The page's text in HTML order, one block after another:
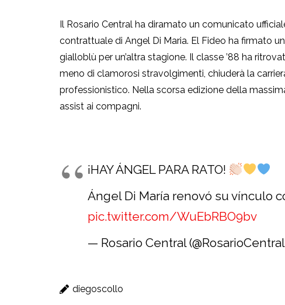
Il Rosario Central ha diramato un comunicato
contrattuale di Angel Di Maria. El Fideo ha firmato
gialloblù per un’altra stagione. Il classe ’88 ha
meno di clamorosi stravolgimenti, chiuderà la
professionistico. Nella scorsa edizione della
assist ai compagni.
¡HAY ÁNGEL PARA RATO!
Ángel Di María renovó su vínculo
pic.twitter.com/WuEbRBO9bv
— Rosario Central
diegoscollo